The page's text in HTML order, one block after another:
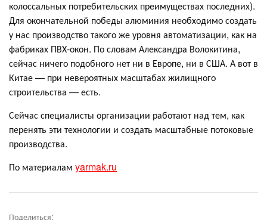
колоссальных потребительских преимуществах последних).
Для окончательной победы алюминия необходимо создать
у нас производство такого же уровня автоматизации, как на
фабриках ПВХ-окон. По словам Александра Волокитина,
сейчас ничего подобного нет ни в Европе, ни в США. А вот в
Китае — при невероятных масштабах жилищного
строительства — есть.
Сейчас специалисты организации работают над тем, как
перенять эти технологии и создать масштабные потоковые
производства.
По материалам yarmak.ru
Поделиться: